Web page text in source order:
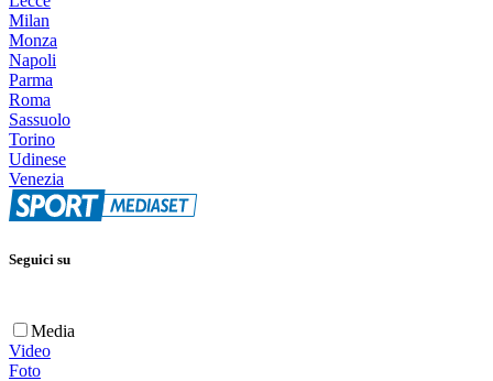
Milan
Monza
Napoli
Parma
Roma
Sassuolo
Torino
Udinese
Venezia
Seguici su
Media
Video
Foto